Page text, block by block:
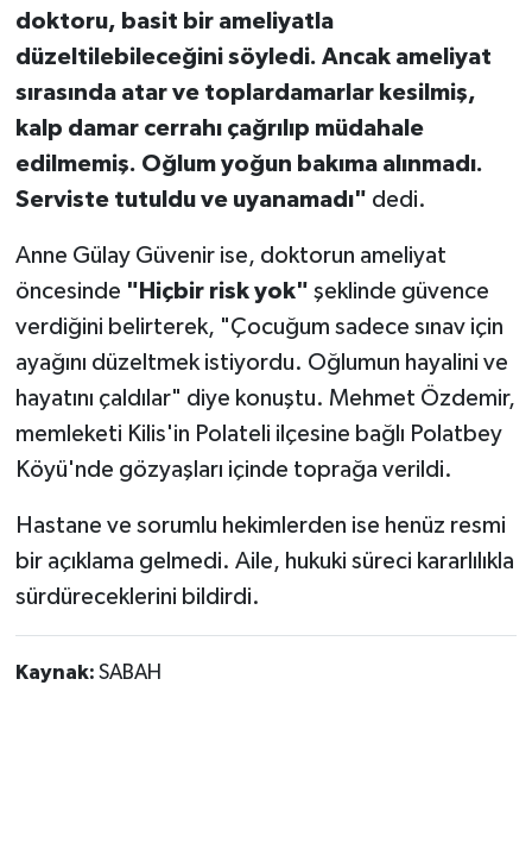
doktoru, basit bir ameliyatla
düzeltilebileceğini söyledi. Ancak ameliyat
sırasında atar ve toplardamarlar kesilmiş,
kalp damar cerrahı çağrılıp müdahale
edilmemiş. Oğlum yoğun bakıma alınmadı.
Serviste tutuldu ve uyanamadı" dedi.
Anne Gülay Güvenir ise, doktorun ameliyat
öncesinde "Hiçbir risk yok" şeklinde güvence
verdiğini belirterek, "Çocuğum sadece sınav için
ayağını düzeltmek istiyordu. Oğlumun hayalini ve
hayatını çaldılar" diye konuştu. Mehmet Özdemir,
memleketi Kilis'in Polateli ilçesine bağlı Polatbey
Köyü'nde gözyaşları içinde toprağa verildi.
Hastane ve sorumlu hekimlerden ise henüz resmi
bir açıklama gelmedi. Aile, hukuki süreci kararlılıkla
sürdüreceklerini bildirdi.
Kaynak: SABAH